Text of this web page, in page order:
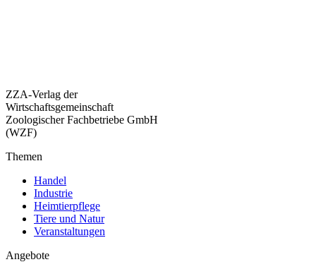
ZZA-Verlag der
Wirtschaftsgemeinschaft
Zoologischer Fachbetriebe GmbH
(WZF)
Themen
Handel
Industrie
Heimtierpflege
Tiere und Natur
Veranstaltungen
Angebote